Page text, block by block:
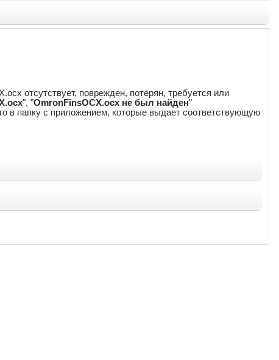
отсутствует, поврежден, потерян, требуется или
", "OmronFinsOCX.ocx не был найден"
в папку с приложением, которые выдает соответствующую